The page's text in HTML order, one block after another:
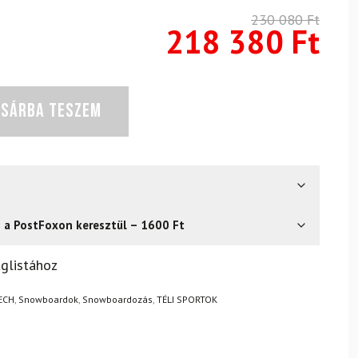
230 080Ft
218 380 Ft
TESZEM
a PostFoxon keresztül – 1600 Ft
gond – a terméket egyszerűen visszaküldheti 14
Snowboardok, Snowboardozás TÉLI SPORTOK